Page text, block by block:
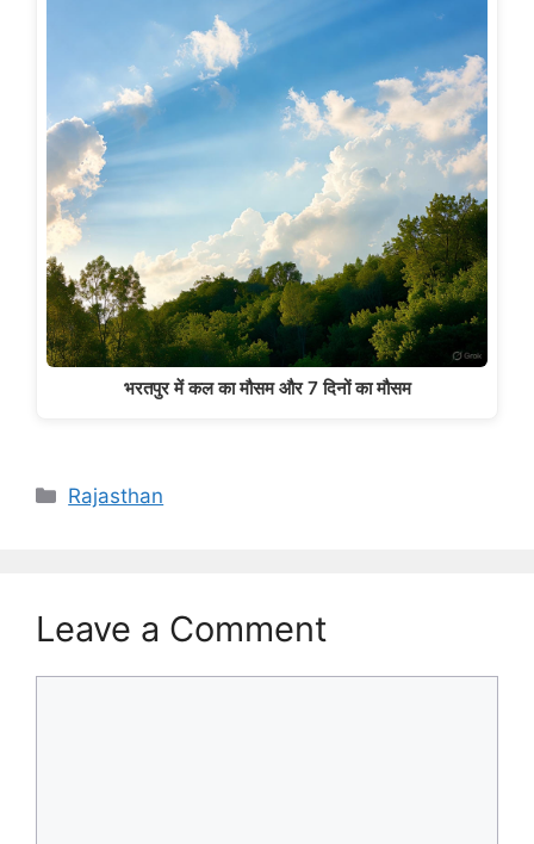
भरतपुर में कल का मौसम और 7 दिनों का मौसम
Categories
Rajasthan
Leave a Comment